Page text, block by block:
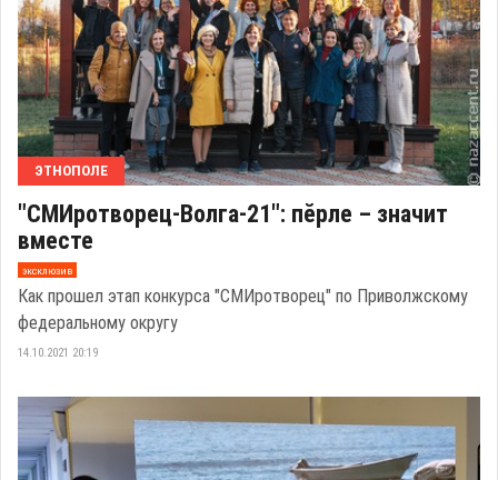
ЭТНОПОЛЕ
"СМИротворец-Волга-21": пӗрле – значит
вместе
эксклюзив
Как прошел этап конкурса "СМИротворец" по Приволжскому
федеральному округу
14.10.2021 20:19